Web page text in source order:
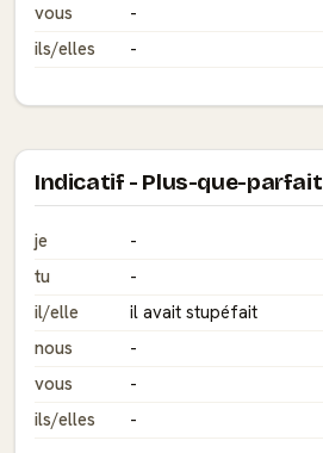
vous
-
ils/elles
-
Indicatif - Plus-que-parfait
je
-
tu
-
il/elle
il avait stupéfait
nous
-
vous
-
ils/elles
-